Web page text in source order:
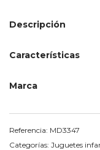
Descripción
Características
Marca
Referencia: MD3347
Categorías: Juguetes